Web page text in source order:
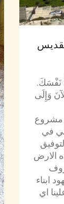
نَفْسَكَ.
وَإِلَى
مشروع
في
الارض
ابناء
اي